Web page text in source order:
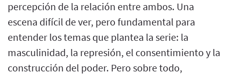
percepción de la relación entre ambos. Una
escena difícil de ver, pero fundamental para
entender los temas que plantea la serie: la
masculinidad, la represión, el consentimiento y la
construcción del poder. Pero sobre todo,